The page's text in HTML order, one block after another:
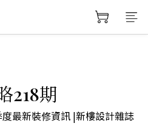
218期
最新裝修資訊 |新樓設計雜誌